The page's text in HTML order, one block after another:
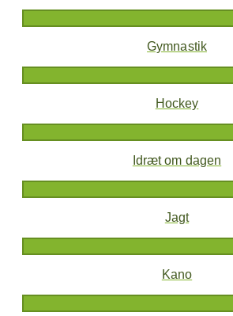
Gymnastik
Hockey
Idræt om dagen
Jagt
Kano